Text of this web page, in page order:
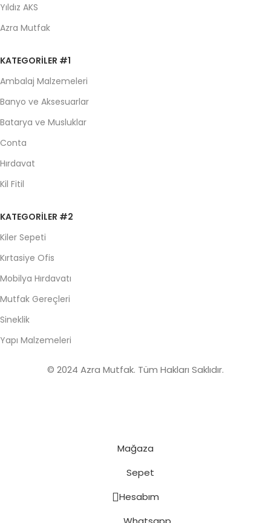
Yıldız AKS
Azra Mutfak
KATEGORILER #1
Ambalaj Malzemeleri
Banyo ve Aksesuarlar
Batarya ve Musluklar
Conta
Hırdavat
Kil Fitil
KATEGORILER #2
Kiler Sepeti
Kırtasiye Ofis
Mobilya Hırdavatı
Mutfak Gereçleri
Sineklik
Yapı Malzemeleri
© 2024 Azra Mutfak. Tüm Hakları Saklıdır.
Mağaza
Sepet
Hesabım